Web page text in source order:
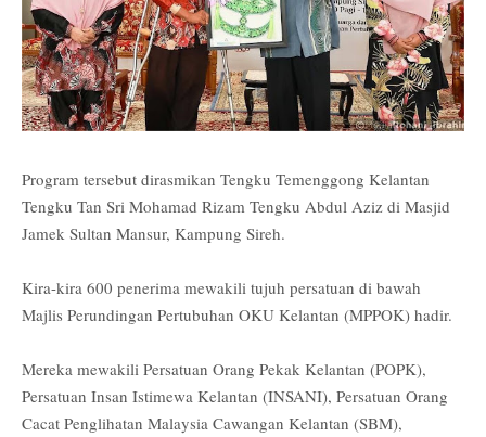
Program tersebut dirasmikan Tengku Temenggong Kelantan
Tengku Tan Sri Mohamad Rizam Tengku Abdul Aziz di Masjid
Jamek Sultan Mansur, Kampung Sireh.
Kira-kira 600 penerima mewakili tujuh persatuan di bawah
Majlis Perundingan Pertubuhan OKU Kelantan (MPPOK) hadir.
Mereka mewakili Persatuan Orang Pekak Kelantan (POPK),
Persatuan Insan Istimewa Kelantan (INSANI), Persatuan Orang
Cacat Penglihatan Malaysia Cawangan Kelantan (SBM),